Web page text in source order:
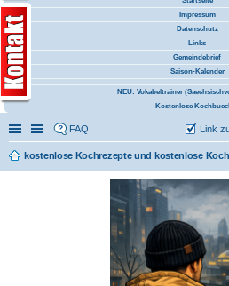
Impressum
Datenschutz
Links
Gemeindebrief
Saison-Kalender
NEU: Vokabeltrainer
Kostenlose
Schnellzugriff
Linkliste
FAQ Link
kostenlose Kochrezepte und kostenlose